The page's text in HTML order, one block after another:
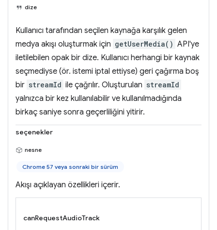
dize
Kullanıcı tarafından seçilen kaynağa karşılık gelen
medya akışı oluşturmak için getUserMedia() API'ye
iletilebilen opak bir dize. Kullanıcı herhangi bir kaynak
seçmediyse (ör. istemi iptal ettiyse) geri çağırma boş
bir streamId ile çağrılır. Oluşturulan streamId
yalnızca bir kez kullanılabilir ve kullanılmadığında
birkaç saniye sonra geçerliliğini yitirir.
seçenekler
nesne
Chrome 57 veya sonraki bir sürüm
Akışı açıklayan özellikleri içerir.
canRequestAudioTrack